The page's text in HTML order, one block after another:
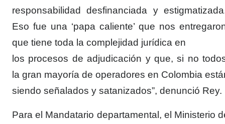
responsabilidad desfinanciada y
Eso fue una ‘papa caliente’ que nos
que tiene toda la complejidad jurídica en
los procesos de adjudicación y que, si no
la gran mayoría de operadores en Colombia
siendo señalados y satanizados”, denunció Rey.
Para el Mandatario departamental, el Ministerio